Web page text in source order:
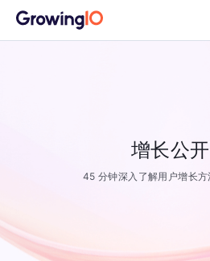
增长公
45 分钟深入了解用户增长